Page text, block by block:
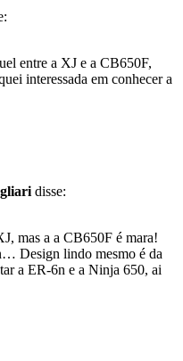
entre a XJ e a CB650F,
interessada em conhecer a
disse:
mas a a CB650F é mara!
Design lindo mesmo é da
a ER-6n e a Ninja 650, ai